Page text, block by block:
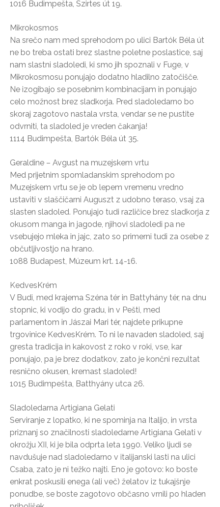
1016 Budimpešta, Szirtes út 19.
Mikrokosmos
Na srečo nam med sprehodom po ulici Bartók Béla út
ne bo treba ostati brez slastne poletne poslastice, saj
nam slastni sladoledi, ki smo jih spoznali v Fuge, v
Mikrokosmosu ponujajo dodatno hladilno zatočišče.
Ne izogibajo se posebnim kombinacijam in ponujajo
celo možnost brez sladkorja. Pred sladoledarno bo
skoraj zagotovo nastala vrsta, vendar se ne pustite
odvrniti, ta sladoled je vreden čakanja!
1114 Budimpešta, Bartók Béla út 35.
Geraldine – Avgust na muzejskem vrtu
Med prijetnim spomladanskim sprehodom po
Muzejskem vrtu se je ob lepem vremenu vredno
ustaviti v slaščičarni Auguszt z udobno teraso, vsaj za
slasten sladoled. Ponujajo tudi različice brez sladkorja z
okusom manga in jagode, njihovi sladoledi pa ne
vsebujejo mleka in jajc, zato so primerni tudi za osebe z
občutljivostjo na hrano.
1088 Budapest, Múzeum krt. 14-16.
KedvesKrém
V Budi, med krajema Széna tér in Battyhány tér, na dnu
stopnic, ki vodijo do gradu, in v Pešti, med
parlamentom in Jászai Mari tér, najdete prikupne
trgovinice KedvesKrém. To ni le navaden sladoled, saj
gresta tradicija in kakovost z roko v roki, vse, kar
ponujajo, pa je brez dodatkov, zato je končni rezultat
resnično okusen, kremast sladoled!
1015 Budimpešta, Batthyány utca 26.
Sladoledarna Artigiana Gelati
Serviranje z lopatko, ki ne spominja na Italijo, in vrsta
priznanj so značilnosti sladoledarne Artigiana Gelati v
okrožju XII, ki je bila odprta leta 1990. Veliko ljudi se
navdušuje nad sladoledarno v italijanski lasti na ulici
Csaba, zato je ni težko najti. Eno je gotovo: ko boste
enkrat poskusili enega (ali več) želatov iz tukajšnje
ponudbe, se boste zagotovo občasno vrnili po hladen